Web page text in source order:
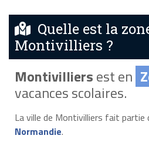
Quelle est la
Montivilliers ?
Montivilliersest en
vacances scolaires.
La ville de Montivilliers fait partie
Normandie.